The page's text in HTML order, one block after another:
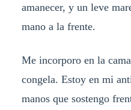
amanecer, y un leve
mano a la frente.
Me incorporo en la
congela. Estoy en mi
manos que sostengo